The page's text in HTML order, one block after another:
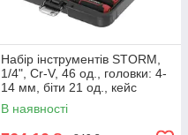
Набір інструментів STORM,
1/4", Cr-V, 46 од., головки: 4-
14 мм, біти 21 од., кейс
INTERTOOL ET-8046
В наявності